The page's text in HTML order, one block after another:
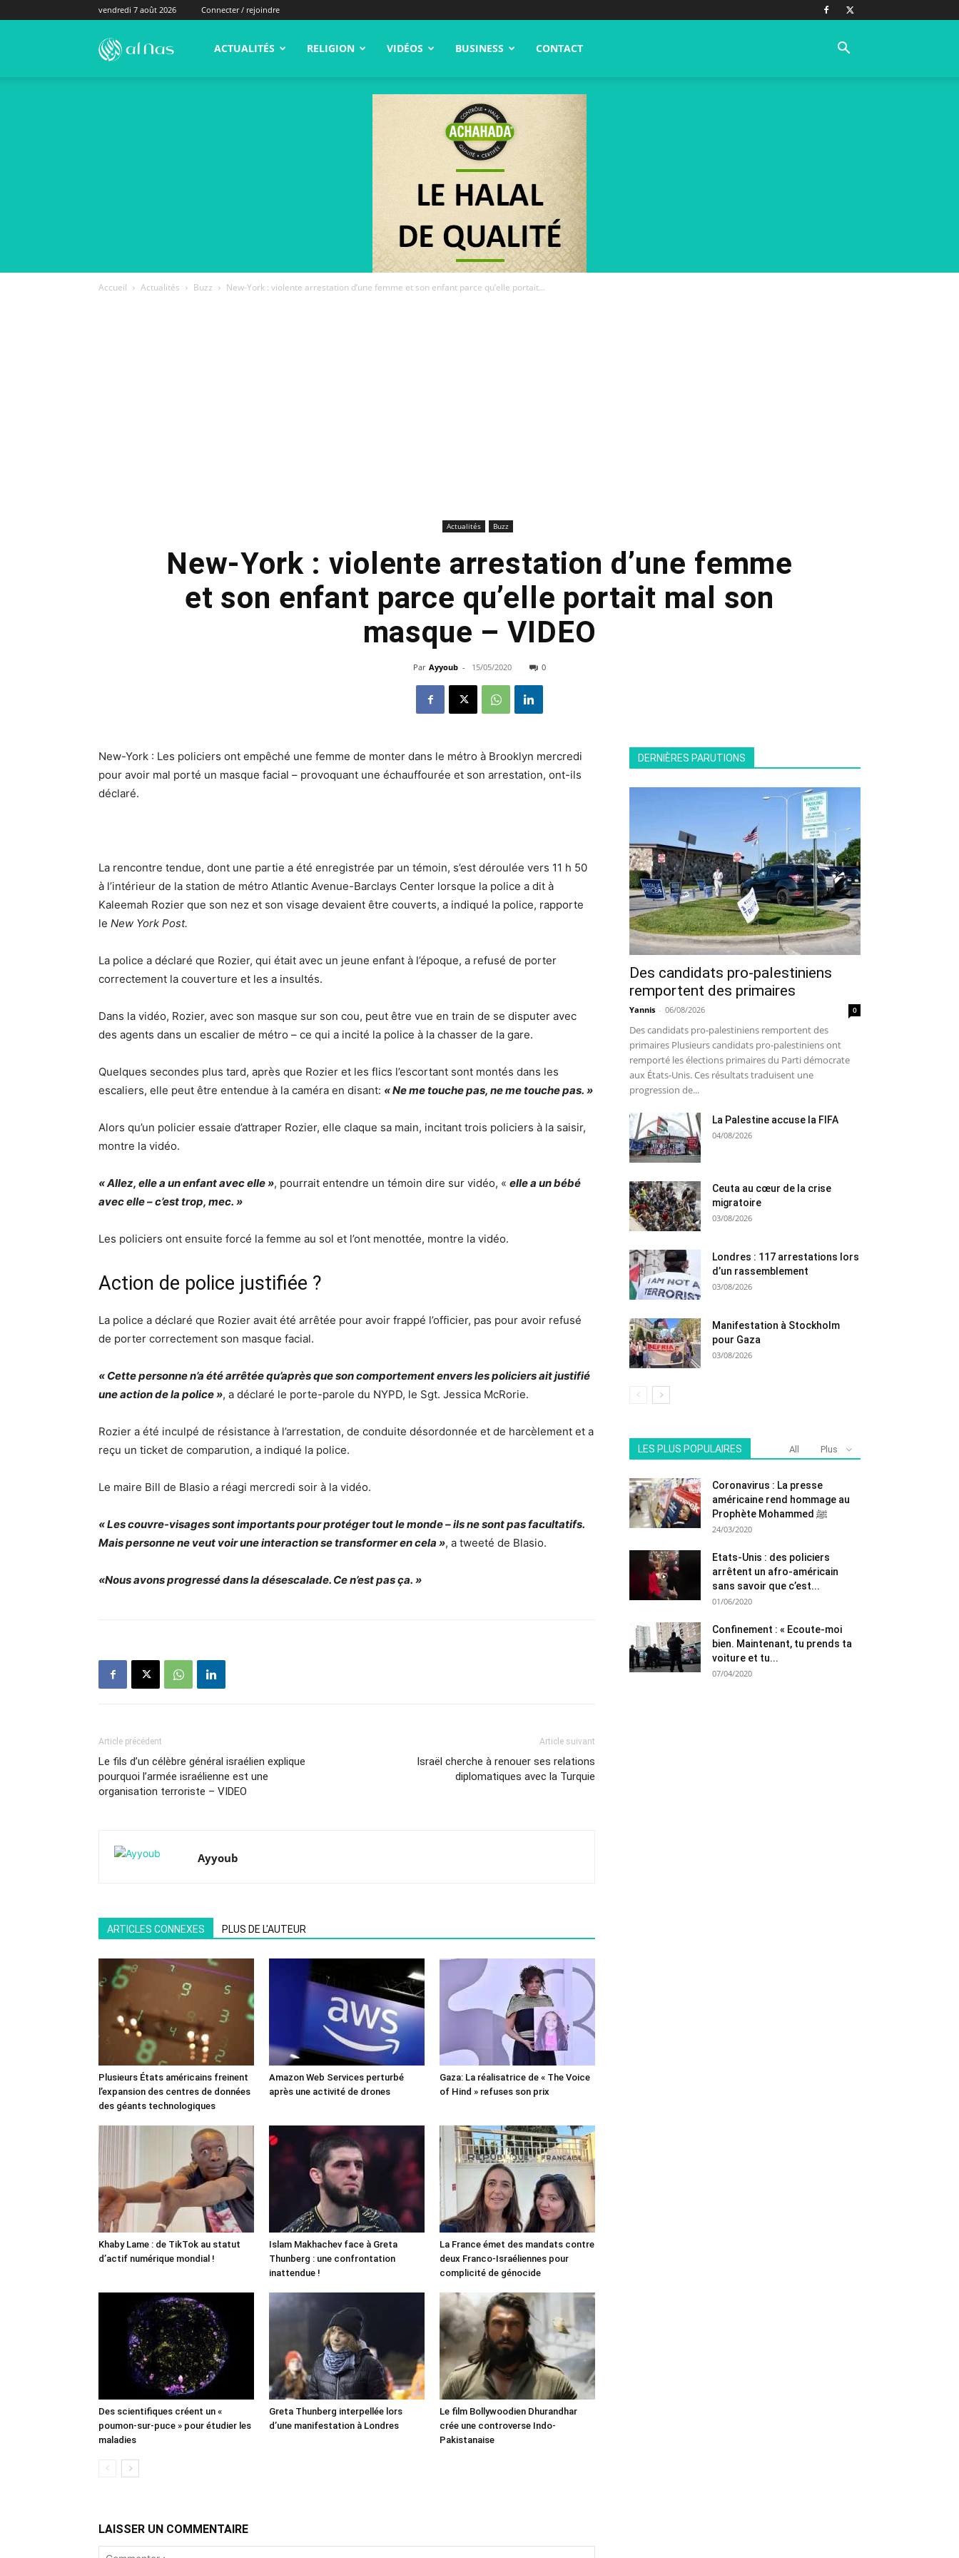
vendredi 7 août 2026 Connecter / rejoindre
alNas.fr ACTUALITÉS RELIGION VIDÉOS BUSINESS CONTACT
Accueil Actualités Buzz New-York : violente arrestation d’une femme et son enfant parce qu’elle portait...
Actualités Buzz
New-York : violente arrestation d’une femme
et son enfant parce qu’elle portait mal son
masque – VIDEO
Par Ayyoub - 15/05/2020 0
New-York : Les policiers ont empêché une femme de monter dans le métro à Brooklyn mercredi
pour avoir mal porté un masque facial – provoquant une échauffourée et son arrestation, ont-ils
déclaré.
La rencontre tendue, dont une partie a été enregistrée par un témoin, s’est déroulée vers 11 h 50
à l’intérieur de la station de métro Atlantic Avenue-Barclays Center lorsque la police a dit à
Kaleemah Rozier que son nez et son visage devaient être couverts, a indiqué la police, rapporte
le New York Post.
La police a déclaré que Rozier, qui était avec un jeune enfant à l’époque, a refusé de porter
correctement la couverture et les a insultés.
Dans la vidéo, Rozier, avec son masque sur son cou, peut être vue en train de se disputer avec
des agents dans un escalier de métro – ce qui a incité la police à la chasser de la gare.
Quelques secondes plus tard, après que Rozier et les flics l’escortant sont montés dans les
escaliers, elle peut être entendue à la caméra en disant: « Ne me touche pas, ne me touche pas. »
Alors qu’un policier essaie d’attraper Rozier, elle claque sa main, incitant trois policiers à la saisir,
montre la vidéo.
« Allez, elle a un enfant avec elle », pourrait entendre un témoin dire sur vidéo, « elle a un bébé
avec elle – c’est trop, mec. »
Les policiers ont ensuite forcé la femme au sol et l’ont menottée, montre la vidéo.
Action de police justifiée ?
La police a déclaré que Rozier avait été arrêtée pour avoir frappé l’officier, pas pour avoir refusé
de porter correctement son masque facial.
« Cette personne n’a été arrêtée qu’après que son comportement envers les policiers ait justifié
une action de la police », a déclaré le porte-parole du NYPD, le Sgt. Jessica McRorie.
Rozier a été inculpé de résistance à l’arrestation, de conduite désordonnée et de harcèlement et a
reçu un ticket de comparution, a indiqué la police.
Le maire Bill de Blasio a réagi mercredi soir à la vidéo.
« Les couvre-visages sont importants pour protéger tout le monde – ils ne sont pas facultatifs.
Mais personne ne veut voir une interaction se transformer en cela », a tweeté de Blasio.
«Nous avons progressé dans la désescalade. Ce n’est pas ça. »
Article précédent
Le fils d’un célèbre général israélien explique
pourquoi l’armée israélienne est une
organisation terroriste – VIDEO
Article suivant
Israël cherche à renouer ses relations
diplomatiques avec la Turquie
Ayyoub
ARTICLES CONNEXES PLUS DE L'AUTEUR
Plusieurs États américains freinent
l’expansion des centres de données
des géants technologiques
Amazon Web Services perturbé
après une activité de drones
Gaza: La réalisatrice de « The Voice
of Hind » refuses son prix
Khaby Lame : de TikTok au statut
d’actif numérique mondial !
Islam Makhachev face à Greta
Thunberg : une confrontation
inattendue !
La France émet des mandats contre
deux Franco-Israéliennes pour
complicité de génocide
Des scientifiques créent un «
poumon-sur-puce » pour étudier les
maladies
Greta Thunberg interpellée lors
d’une manifestation à Londres
Le film Bollywoodien Dhurandhar
crée une controverse Indo-
Pakistanaise
LAISSER UN COMMENTAIRE
DERNIÈRES PARUTIONS
Des candidats pro-palestiniens
remportent des primaires
Yannis - 06/08/2026 0
Des candidats pro-palestiniens remportent des
primaires Plusieurs candidats pro-palestiniens ont
remporté les élections primaires du Parti démocrate
aux États-Unis. Ces résultats traduisent une
progression de...
La Palestine accuse la FIFA
04/08/2026
Ceuta au cœur de la crise
migratoire
03/08/2026
Londres : 117 arrestations lors
d’un rassemblement
03/08/2026
Manifestation à Stockholm
pour Gaza
03/08/2026
LES PLUS POPULAIRES All Plus
Coronavirus : La presse
américaine rend hommage au
Prophète Mohammed ﷺ
24/03/2020
Etats-Unis : des policiers
arrêtent un afro-américain
sans savoir que c’est...
01/06/2020
Confinement : « Ecoute-moi
bien. Maintenant, tu prends ta
voiture et tu...
07/04/2020